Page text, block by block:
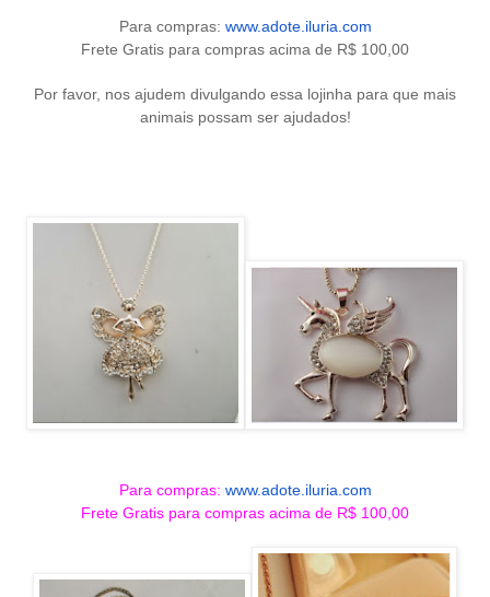
Para compras: www.adote.iluria.com
Frete Gratis para compras acima de R$ 100,00
Por favor, nos ajudem divulgando essa lojinha para que mais
animais possam ser ajudados!
Para compras: www.adote.iluria.com
Frete Gratis para compras acima de R$ 100,00